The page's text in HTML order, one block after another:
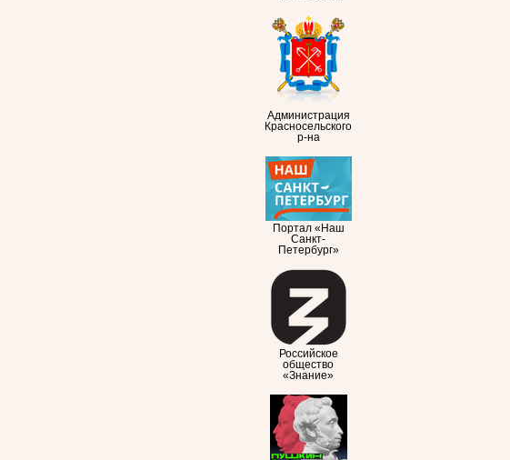
Администрация
Красносельского
р-на
Портал «Наш
Санкт-
Петербург»
Российское
общество
«Знание»